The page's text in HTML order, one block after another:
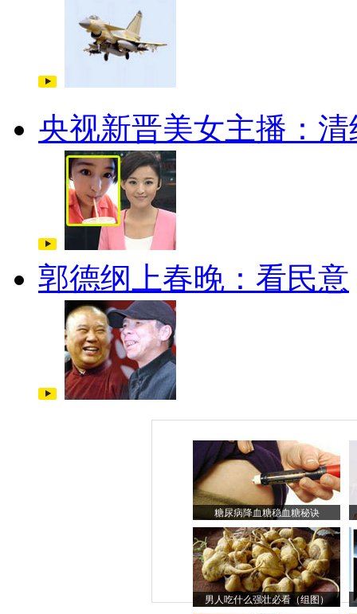
央视新晋美女主播：清
郭德纲上春晚：看民意
糖尿病降血糖稳血糖秘诀
男人吃什么强壮必看（组图）